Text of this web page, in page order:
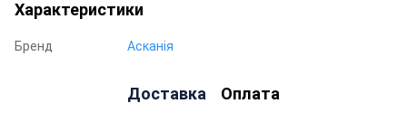
Характеристики
Бренд Асканія
Доставка Оплата